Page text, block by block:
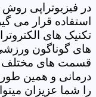
در فیزیوتراپی
استفاده قرار می
تکنیک های
های گوناگون
قسمت های مختلف
درمانی و همین
را شما عزیزان